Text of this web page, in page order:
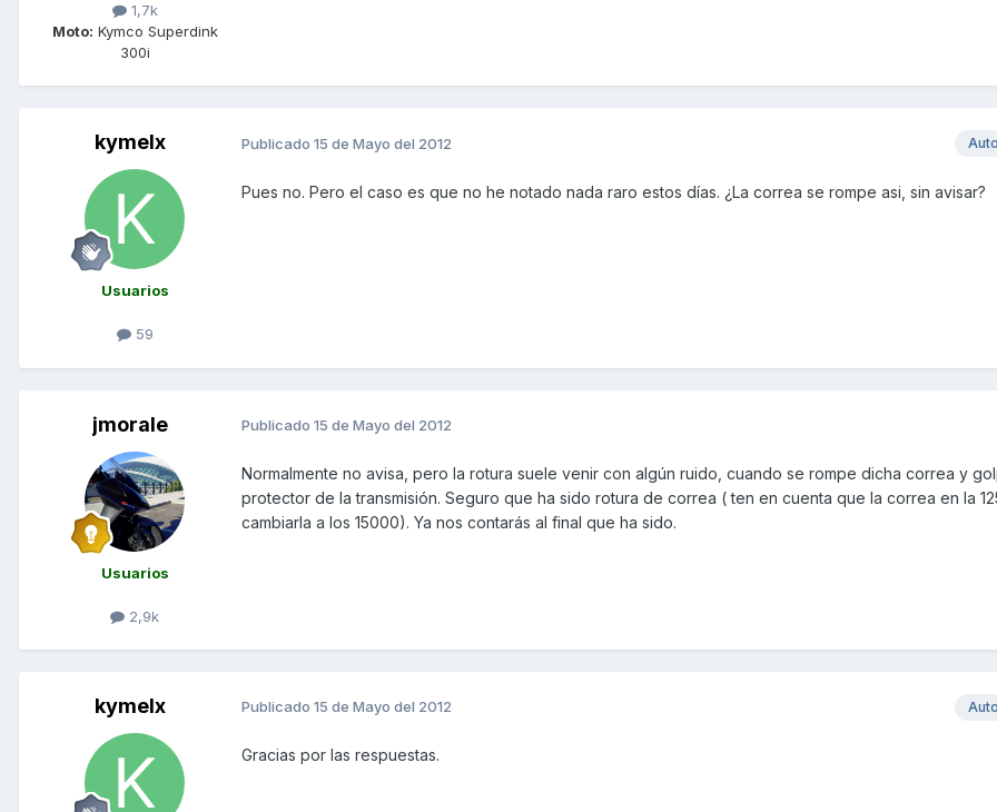
1,7k
Moto: Kymco Superdink
300i
kymelx
Usuarios
59
Publicado 15 de Mayo del 2012
Pues no. Pero el caso es que no he notado nada raro estos días. ¿La correa se rompe asi, sin avisar?
jmorale
Usuarios
2,9k
Publicado 15 de Mayo del 2012
Normalmente no avisa, pero la rotura suele venir con algún ruido, cuando se rompe dicha correa y
protector de la transmisión. Seguro que ha sido rotura de correa ( ten en cuenta que la correa en la
cambiarla a los 15000). Ya nos contarás al final que ha sido.
kymelx Publicado 15 de Mayo del 2012
Gracias por las respuestas.